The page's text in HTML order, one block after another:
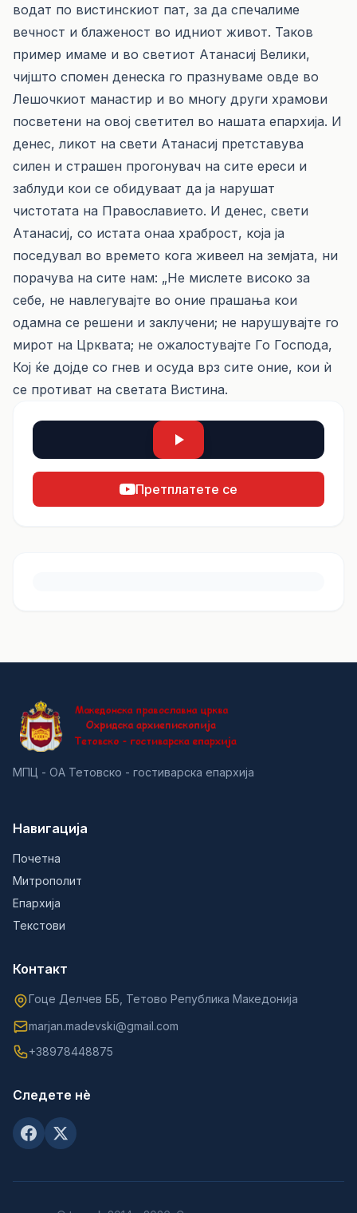
водат по вистинскиот пат, за да спечалиме
вечност и блаженост во идниот живот. Таков
пример имаме и во светиот Атанасиј Велики,
чијшто спомен денеска го празнуваме овде во
Лешочкиот манастир и во многу други храмови
посветени на овој светител во нашата епархија. И
денес, ликот на свети Атанасиј претставува
силен и страшен прогонувач на сите ереси и
заблуди кои се обидуваат да ја нарушат
чистотата на Православието. И денес, свети
Атанасиј, со истата онаа храброст, која ја
поседувал во времето кога живеел на земјата, ни
порачува на сите нам: „Не мислете високо за
себе, не навлегувајте во оние прашања кои
одамна се решени и заклучени; не нарушувајте го
мирот на Црквата; не ожалостувајте Го Господа,
Кој ќе дојде со гнев и осуда врз сите оние, кои ѝ
се противат на светата Вистина.
Претплатете се
МПЦ - ОА Тетовско - гостиварска епархија
Навигација
Почетна
Митрополит
Епархија
Текстови
Контакт
Гоце Делчев ББ, Тетово Република Македонија
marjan.madevski@gmail.com
+38978448875
Следете нè